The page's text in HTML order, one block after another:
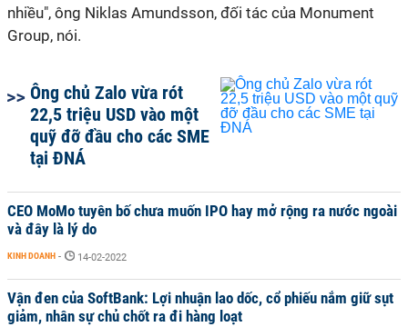
nhiều", ông Niklas Amundsson, đối tác của Monument
Group, nói.
Ông chủ Zalo vừa rót
22,5 triệu USD vào một
quỹ đỡ đầu cho các SME
tại ĐNÁ
CEO MoMo tuyên bố chưa muốn IPO hay mở rộng ra nước ngoài
và đây là lý do
KINH DOANH - 14-02-2022
Vận đen của SoftBank: Lợi nhuận lao dốc, cổ phiếu nắm giữ sụt
giảm, nhân sự chủ chốt ra đi hàng loạt